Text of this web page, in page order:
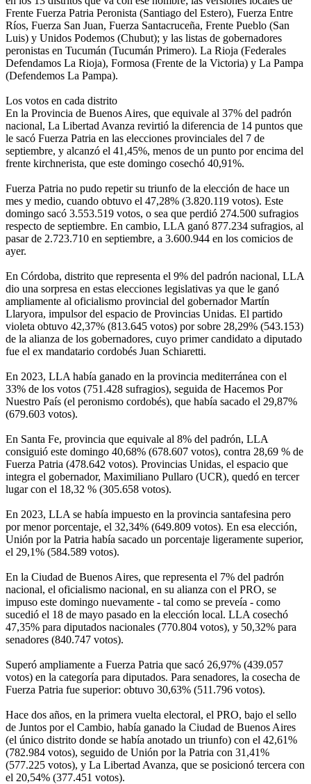
Frente Fuerza Patria Peronista (Santiago del Estero), Fuerza Entre
Ríos, Fuerza San Juan, Fuerza Santacruceña, Frente Pueblo (San
Luis) y Unidos Podemos (Chubut); y las listas de gobernadores
peronistas en Tucumán (Tucumán Primero). La Rioja (Federales
Defendamos La Rioja), Formosa (Frente de la Victoria) y La Pampa
(Defendemos La Pampa).
Los votos en cada distrito
En la Provincia de Buenos Aires, que equivale al 37% del padrón
nacional, La Libertad Avanza revirtió la diferencia de 14 puntos que
le sacó Fuerza Patria en las elecciones provinciales del 7 de
septiembre, y alcanzó el 41,45%, menos de un punto por encima del
frente kirchnerista, que este domingo cosechó 40,91%.
Fuerza Patria no pudo repetir su triunfo de la elección de hace un
mes y medio, cuando obtuvo el 47,28% (3.820.119 votos). Este
domingo sacó 3.553.519 votos, o sea que perdió 274.500 sufragios
respecto de septiembre. En cambio, LLA ganó 877.234 sufragios, al
pasar de 2.723.710 en septiembre, a 3.600.944 en los comicios de
ayer.
En Córdoba, distrito que representa el 9% del padrón nacional, LLA
dio una sorpresa en estas elecciones legislativas ya que le ganó
ampliamente al oficialismo provincial del gobernador Martín
Llaryora, impulsor del espacio de Provincias Unidas. El partido
violeta obtuvo 42,37% (813.645 votos) por sobre 28,29% (543.153)
de la alianza de los gobernadores, cuyo primer candidato a diputado
fue el ex mandatario cordobés Juan Schiaretti.
En 2023, LLA había ganado en la provincia mediterránea con el
33% de los votos (751.428 sufragios), seguida de Hacemos Por
Nuestro País (el peronismo cordobés), que había sacado el 29,87%
(679.603 votos).
En Santa Fe, provincia que equivale al 8% del padrón, LLA
consiguió este domingo 40,68% (678.607 votos), contra 28,69 % de
Fuerza Patria (478.642 votos). Provincias Unidas, el espacio que
integra el gobernador, Maximiliano Pullaro (UCR), quedó en tercer
lugar con el 18,32 % (305.658 votos).
En 2023, LLA se había impuesto en la provincia santafesina pero
por menor porcentaje, el 32,34% (649.809 votos). En esa elección,
Unión por la Patria había sacado un porcentaje ligeramente superior,
el 29,1% (584.589 votos).
En la Ciudad de Buenos Aires, que representa el 7% del padrón
nacional, el oficialismo nacional, en su alianza con el PRO, se
impuso este domingo nuevamente - tal como se preveía - como
sucedió el 18 de mayo pasado en la elección local. LLA cosechó
47,35% para diputados nacionales (770.804 votos), y 50,32% para
senadores (840.747 votos).
Superó ampliamente a Fuerza Patria que sacó 26,97% (439.057
votos) en la categoría para diputados. Para senadores, la cosecha de
Fuerza Patria fue superior: obtuvo 30,63% (511.796 votos).
Hace dos años, en la primera vuelta electoral, el PRO, bajo el sello
de Juntos por el Cambio, había ganado la Ciudad de Buenos Aires
(el único distrito donde se había anotado un triunfo) con el 42,61%
(782.984 votos), seguido de Unión por la Patria con 31,41%
(577.225 votos), y La Libertad Avanza, que se posicionó tercera con
el 20,54% (377.451 votos).